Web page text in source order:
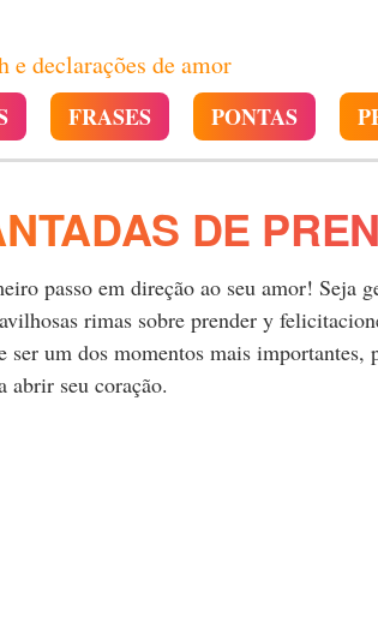
e declarações de amor
FRASES PONTAS
DE
passo em direção ao seu amor! Seja
rimas sobre prender y
ser um dos momentos mais importantes,
abrir seu coração.